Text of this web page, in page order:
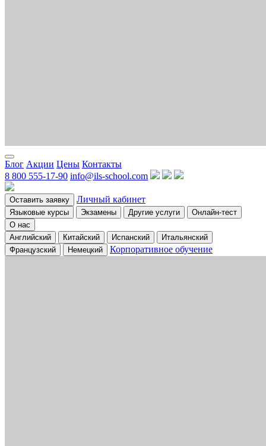
Блог Акции Цены Контакты
8 800 555-17-90 info@ils-school.com
Оставить заявку Личный кабинет
Языковые курсы Экзамены Другие услуги
Онлайн-тест
О нас
Английский
Китайский Испанский
Итальянский
Французский
Немецкий Корпоративное обучение